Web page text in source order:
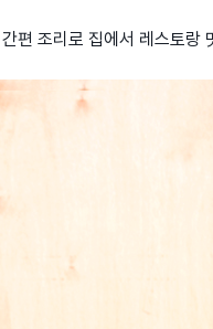
편 조리로 집에서 레스토